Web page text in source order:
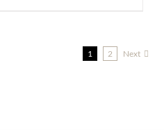
1 2 Next